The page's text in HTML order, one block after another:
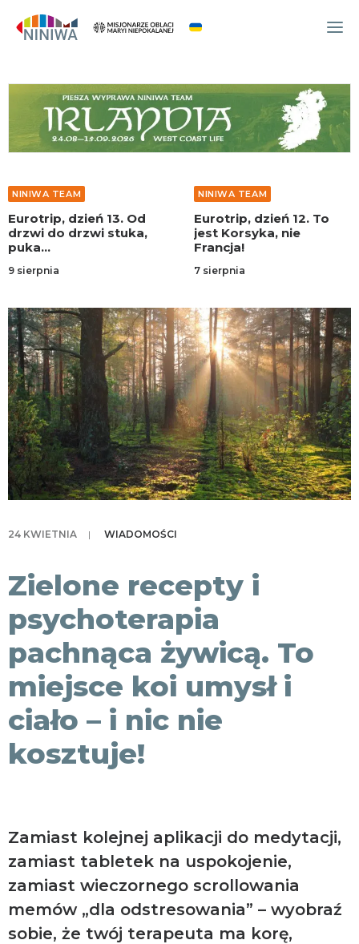
WYDARZENIA
O NAS
WSPÓLNOTA
NINIWA TEAM
FESTIWAL ŻYCIA
WOLONTARIAT
AKTUALNOŚCI
NINIWA BUD
SKLEP
KONTAKT
NINIWA TEAM
Eurotrip, dzień 13. Od
drzwi do drzwi stuka,
puka…
9 sierpnia
NINIWA TEAM
Eurotrip, dzień 12. To
jest Korsyka, nie
Francja!
7 sierpnia
24 KWIETNIA | WIADOMOŚCI
Zielone recepty i
psychoterapia
pachnąca żywicą. To
miejsce koi umysł i
ciało – i nic nie
kosztuje!
Zamiast kolejnej aplikacji do medytacji,
zamiast tabletek na uspokojenie,
zamiast wieczornego scrollowania
memów „dla odstresowania” – wyobraź
sobie, że twój terapeuta ma korę,